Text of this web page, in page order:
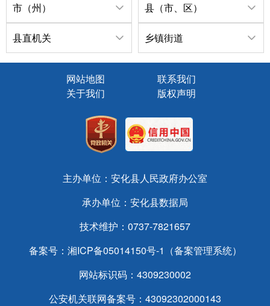
市（州） 县（市、区）
县直机关 乡镇街道
网站地图
联系我们
关于我们
版权声明
主办单位：安化县人民政府办公室
承办单位：安化县数据局
技术维护：0737-7821657
备案号： 湘ICP备05014150号-1（备案管理系统）
网站标识码：4309230002
公安机关联网备案号：43092302000143